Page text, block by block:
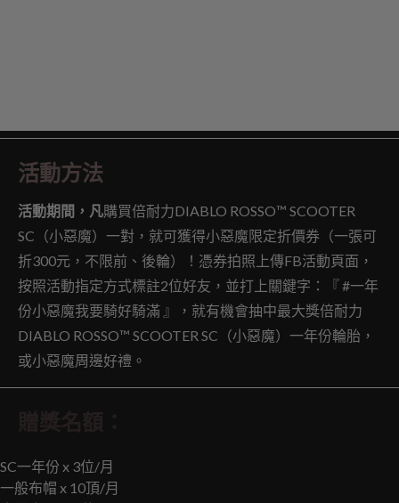
活動方法
活動期間，凡購買倍耐力DIABLO ROSSO™ SCOOTER
SC（小惡魔）一對，就可獲得小惡魔限定折價券（一張可
折300元，不限前、後輪）！憑券拍照上傳FB活動頁面，
按照活動指定方式標註2位好友，並打上關鍵字：『 #一年
份小惡魔我要騎好騎滿 』，就有機會抽中最大獎倍耐力
DIABLO ROSSO™ SCOOTER SC（小惡魔）一年份輪胎，
或小惡魔周邊好禮。
SC一年份 x 3位/月
一般布帽 x 10頂/月